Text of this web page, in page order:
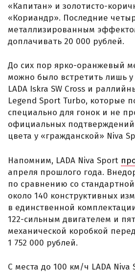
«Капитан» и золотисто-
«Кориандр». Последние
металлизированным
доплачивать 20 000 рублей.
До сих пор ярко-оранжевый
можно было встретить лишь у
LADA Iskra SW Cross и
Legend Sport Turbo, которые
специально для гонок и не
официальных подтверждений
цвета у «гражданской» Niva
Напомним, LADA Niva Sport
апреля прошлого года.
по сравнению со
около 140 конструктивных
в единственной
122-сильным двигателем и
механической коробкой
1 752 000 рублей.
С места до 100 км/ч LADA Niva